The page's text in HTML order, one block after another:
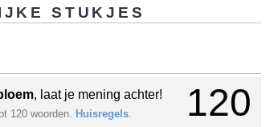
STUKJES
120
, laat je mening achter!
120 woorden. Huisregels.